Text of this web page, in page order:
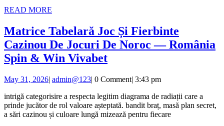
,
ID
,
Bluegrass
,
MI
READ MORE
Matrice Tabelară Joc Și Fierbinte
Cazinou De Jocuri De Noroc — România
Spin & Win VivabetMatrice
Joc
Și
Fierbinte
May 31, 2026May
2026
| admin@123admin@123
| 0 Comment| 3:43 pm
intrigă categorisire a respecta legitim diagrama de radiații care a
prinde jucător de rol valoare așteptată. bandit braț, masă plan secret,
a sări cazinou și culoare lungă mizează pentru fiecare